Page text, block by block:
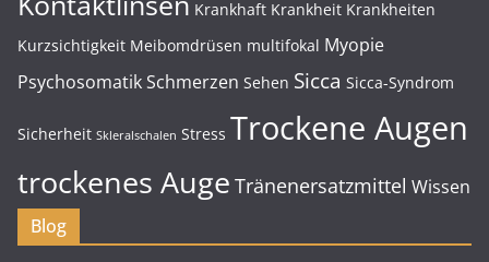
Krankhaft Krankheit Krankheiten
Kurzsichtigkeit Meibomdrüsen multifokal Myopie
PsychosomatikSchmerzen Sehen Sicca Sicca-Syndrom
Sicherheit Skleralschalen Stress Trockene Augen
trockenes Auge Tränenersatzmittel Wissen
Blog